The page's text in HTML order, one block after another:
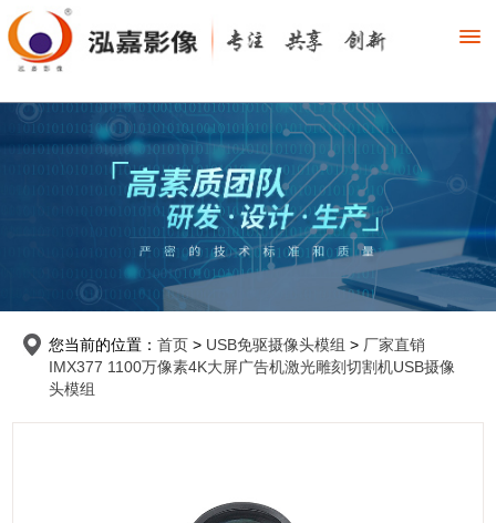
您当前的位置： 首页 > USB免驱摄像头模组 > 厂家直销
IMX377 1100万像素4K大屏广告机激光雕刻切割机USB摄像
头模组